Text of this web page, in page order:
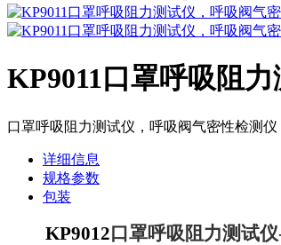
KP9011口罩呼吸阻
口罩呼吸阻力测试仪，呼吸阀气密性检测仪
详细信息
规格参数
包装
KP9012口罩呼吸阻力测试仪